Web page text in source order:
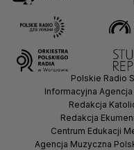
Polskie Radio
Informacyjna
Redakcja
Redakcja
Centrum Edukacji
Agencja Muzyczna